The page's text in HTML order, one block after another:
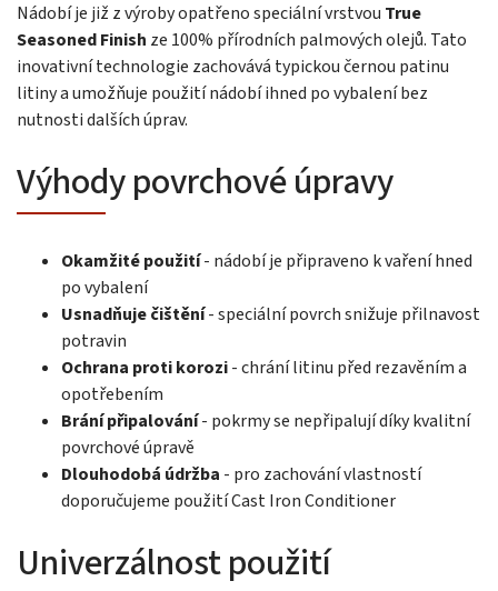
Nádobí je již z výroby opatřeno speciální vrstvou True
Seasoned Finish ze 100% přírodních palmových olejů. Tato
inovativní technologie zachovává typickou černou patinu
litiny a umožňuje použití nádobí ihned po vybalení bez
nutnosti dalších úprav.
Výhody povrchové úpravy
Okamžité použití- nádobí je připraveno k vaření hned
po vybalení
Usnadňuje čištění- speciální povrch snižuje přilnavost
potravin
Ochrana proti korozi- chrání litinu před rezavěním a
opotřebením
Brání připalování- pokrmy se nepřipalují díky kvalitní
povrchové úpravě
Dlouhodobá údržba - pro zachování vlastností
doporučujeme použití Cast Iron Conditioner
Univerzálnost použití